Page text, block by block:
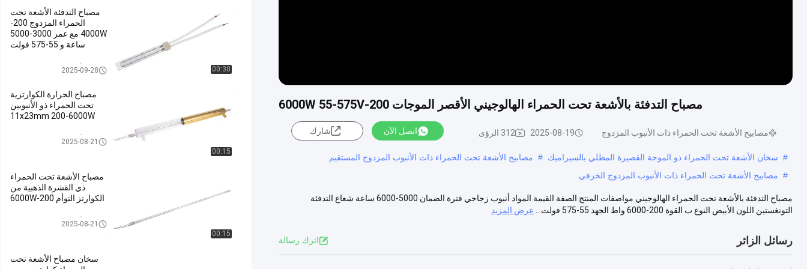
مصباح التدفئة بالأشعة تحت الحمراء الهالوجيني الأقصر الموجات 200-6000W 55-575V
مصابيح الأشعة تحت الحمراء ذات الأنبوب المزدوج 2025-08-19 312 الرؤى اتصل الآن شارك
# سخان الأشعة تحت الحمراء ذو ​​الموجة القصيرة المطلي بالسيراميك # مصابيح الأشعة تحت الحمراء ذات الأنبوب المزدوج المستقيم
# مصابيح الأشعة تحت الحمراء ذات الأنبوب المزدوج الخزفي
مصباح التدفئة بالأشعة تحت الحمراء الهالوجيني مواصفات المنتج الصفة القيمة المواد أنبوب زجاجي فترة الضمان 5000-6000 ساعة شعاع التدفئة
التونغستين اللون الأبيض النوع ب القوة 200-6000 واط الجهد 55-575 فولت...
عرض المزيد
رسائل الزائر اترك رسالة
00:30
مصباح التدفئة الأشعة تحت
الحمراء المزدوج 200-
4000W مع عمر 3000-5000
ساعة و 55-575 فولت
مصابيح الأشعة تحت الحمراء ذات ا
2025-09-28
00:15
مصباح الحرارة الكوارتزية
تحت الحمراء ذو الأنبوبين
11x23mm 200-6000W
مصابيح الأشعة تحت الحمراء ذات ا
2025-08-21
00:15
مصباح الأشعة تحت الحمراء
ذي القشرة الذهبية من
الكوارتز التوأم 200-6000W
مصابيح الأشعة تحت الحمراء ذات ا
2025-08-21
سخان مصباح الأشعة تحت